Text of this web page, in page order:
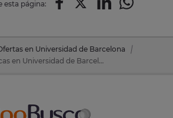
esta página:
en Universidad de Barcelona
Oposiciones de Bibliotecas en Universidad de Barcelona